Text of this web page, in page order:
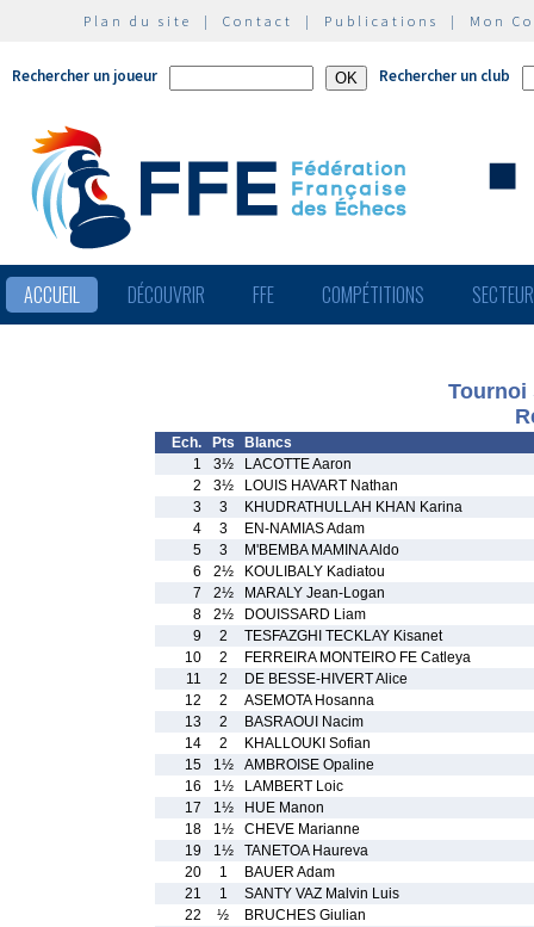
Plan du site | Contact | Publications | Mon
Rechercher un joueur Rechercher un club
ACCUEIL DÉCOUVRIR FFE COMPÉTITIONS
Tournoi
Ech. Pts
Blancs
1
3½
LACOTTE Aaron
2
3½
LOUIS HAVART Nathan
3
3
KHUDRATHULLAH KHAN Karina
4
3
EN-NAMIAS Adam
5
3
M'BEMBA MAMINA Aldo
6
2½
KOULIBALY Kadiatou
7
2½
MARALY Jean-Logan
8
2½
DOUISSARD Liam
9
2
TESFAZGHI TECKLAY Kisanet
10
2
FERREIRA MONTEIRO FE Catleya
11
2
DE BESSE-HIVERT Alice
12
2
ASEMOTA Hosanna
13
2
BASRAOUI Nacim
14
2
KHALLOUKI Sofian
15
1½
AMBROISE Opaline
16
1½
LAMBERT Loic
17
1½
HUE Manon
18
1½
CHEVE Marianne
19
1½
TANETOA Haureva
20
1
BAUER Adam
21
1
SANTY VAZ Malvin Luis
22
½
BRUCHES Giulian